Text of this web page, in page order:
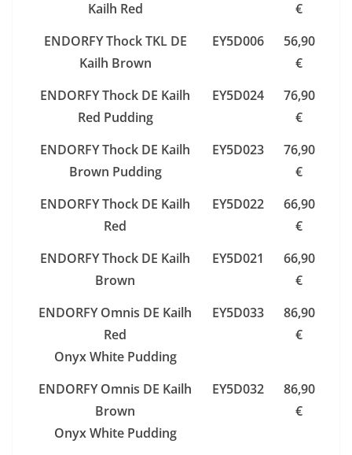
Kailh Red
€
ENDORFY Thock TKL DE
Kailh Brown
EY5D006
56,90
€
ENDORFY Thock DE Kailh
Red Pudding
EY5D024
76,90
€
ENDORFY Thock DE Kailh
Brown Pudding
EY5D023
76,90
€
ENDORFY Thock DE Kailh
Red
EY5D022
66,90
€
ENDORFY Thock DE Kailh
Brown
EY5D021
66,90
€
ENDORFY Omnis DE Kailh
Red
Onyx White Pudding
EY5D033
86,90
€
ENDORFY Omnis DE Kailh
Brown
Onyx White Pudding
EY5D032
86,90
€